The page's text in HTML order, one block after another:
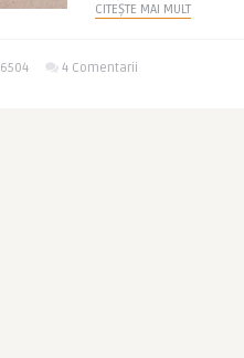
CITEȘTE MAI MULT
6504 4 Comentarii